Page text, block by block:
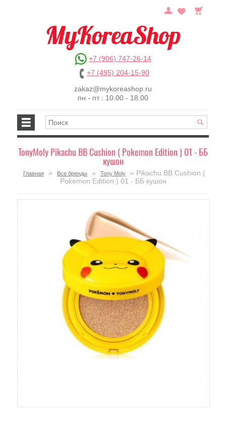
+7 (906) 747-26-14
+7 (495) 204-15-90
zakaz@mykoreashop.ru
пн - пт : 10.00 - 18.00
TonyMoly Pikachu BB Cushion ( Pokemon Edition ) 01 - ББ
кушон
Главная » Все бренды » Tony Moly
» Pikachu BB Cushion (
Pokemon Edition ) 01 - ББ кушон